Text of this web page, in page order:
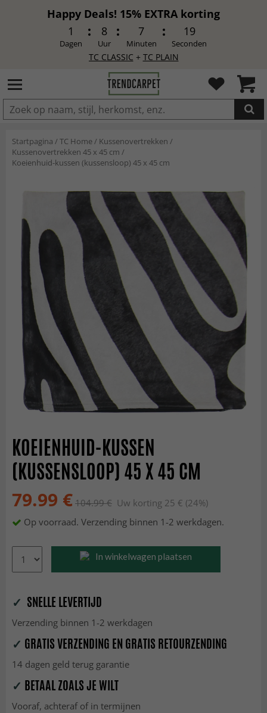
Happy Deals! 15% EXTRA korting
1
Dagen
8
Uur
7
Minuten
17
Seconden
TC CLASSIC + TC PLAIN
IN DE WINKELWAGEN GELEGD
Startpagina /TC Home/ Kussenovertrekken /
Kussenovertrekken 45 x 45 cm /
Koeienhuid-kussen (kussensloop) 45 x 45 cm
KOEIENHUID-KUSSEN
(KUSSENSLOOP) 45 X 45 CM
79.99 € 104.99 € Uw korting 25 € (24%)
Op voorraad. Verzending binnen 1-2 werkdagen.
In winkelwagen plaatsen
✓ SNELLE LEVERTIJD
Verzending binnen 1-2 werkdagen
✓ GRATIS VERZENDING EN GRATIS RETOURZENDING
14 dagen geld terug garantie
✓ BETAAL ZOALS JE WILT
Vooraf, achteraf of in termijnen